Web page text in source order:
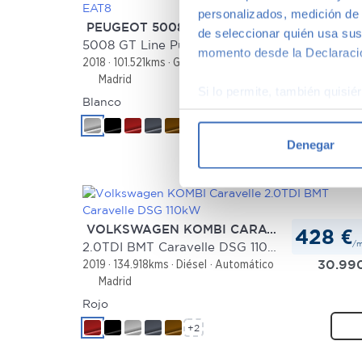
personalizados, medición
de seleccionar quién usa
momento desde la
Si lo permite, también
Recopilar
Obtenga más información
Las cookies de este sitio
y analizar el tráfico.
redes sociales, publicidad y
que hayan recopilado a
Denegar
PEUGEOT 5008
2018 101.521kms Gasolina
Madrid
253 €/
Blanco
+2
VOLKSWAGEN KOMBI CARAVELLE
2019 134.918kms Diésel
Automático
Madrid
428 €/
Rojo
+2